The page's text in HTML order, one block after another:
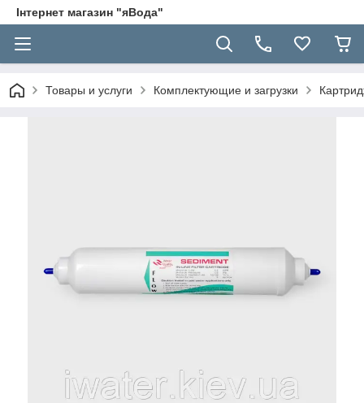
Інтернет магазин "яВода"
Товары и услуги Комплектующие и загрузки